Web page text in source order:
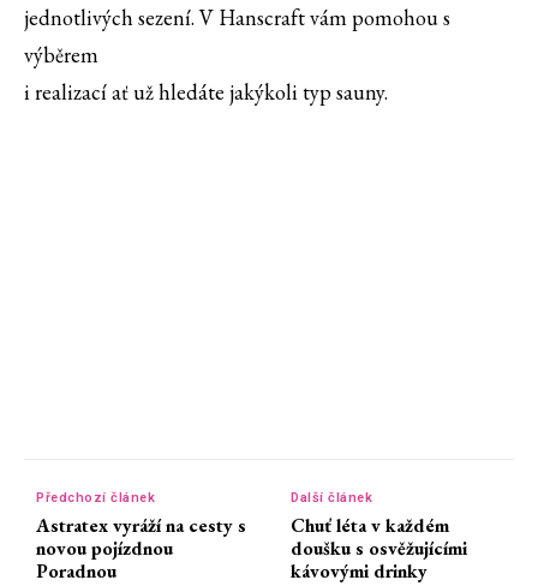
jednotlivých sezení. V Hanscraft vám pomohou s
výběrem
i realizací ať už hledáte jakýkoli typ sauny.
Předchozí článek
Astratex vyráží na cesty s
novou pojízdnou
Poradnou
Další článek
Chuť léta v každém
doušku s osvěžujícími
kávovými drinky